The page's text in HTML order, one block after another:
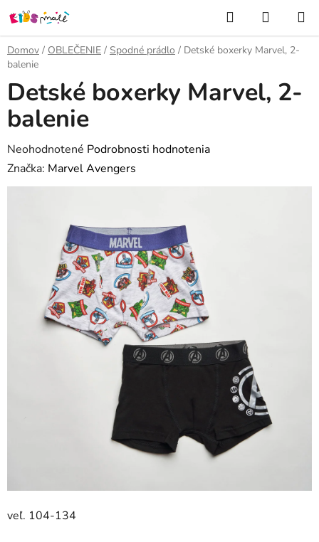
Prejsť
na
obsah
Hľadať
KOŠÍK
Domov / OBLEČENIE / Spodné prádlo / Detské boxerky Marvel, 2-
balenie
veľ. 104-134
Detské boxerky Marvel, 2-
balenie
Priemerné
hodnotenie
produktu
hviezdičiek.
Neohodnotené Podrobnosti hodnotenia
Značka: Marvel Avengers